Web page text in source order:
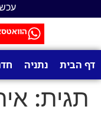
דף הבית נתניה
תגית: